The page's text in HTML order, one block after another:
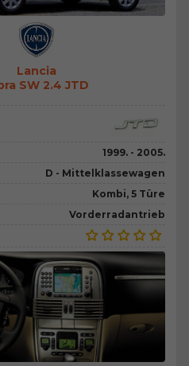
Lancia
SW 2.4 JTD
1999. - 2005.
D - Mittelklassewagen
Kombi, 5 Türe
Vorderradantrieb